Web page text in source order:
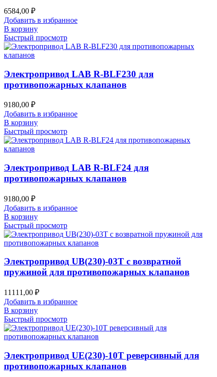
6584,00 ₽
Добавить в избранное
В корзину
Быстрый просмотр
Электропривод LAB R-BLF230 для
противопожарных клапанов
9180,00 ₽
Добавить в избранное
В корзину
Быстрый просмотр
Электропривод LAB R-BLF24 для
противопожарных клапанов
9180,00 ₽
Добавить в избранное
В корзину
Быстрый просмотр
Электропривод UB(230)-03T с возвратной
пружиной для противопожарных клапанов
11111,00 ₽
Добавить в избранное
В корзину
Быстрый просмотр
Электропривод UE(230)-10T реверсивный для
противопожарных клапанов